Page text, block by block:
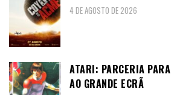
4 DE AGOSTO DE 2026
ATARI: PARCERIA
AO GRANDE ECRÃ